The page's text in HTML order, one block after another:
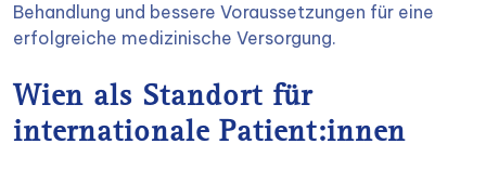
Behandlung und bessere Voraussetzungen für eine
erfolgreiche medizinische Versorgung.
Wien als Standort für
internationale Patient:innen